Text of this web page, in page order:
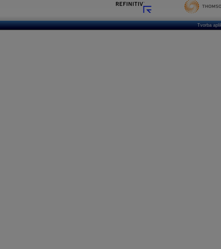
Tvorba